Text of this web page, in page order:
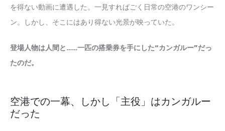
を得ない動画に遭遇した。一見すればごく日常の空港のワンシー
ン。しかし、そこにはあり得ない光景が映っていた。
登場人物は人間と……一匹の搭乗券を手にした“カンガルー”だっ
たのだ。
空港での一幕、しかし「主役」はカンガルー
だった